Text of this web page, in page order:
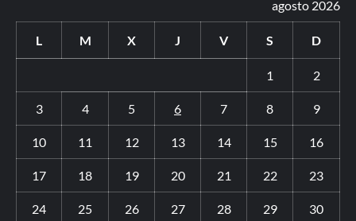
agosto 2026
L M X J V S D
1 2
3 4 5 6 7 8 9
10 11 12 13 14 15 16
17 18 19 20 21 22 23
24 25 26 27 28 29 30